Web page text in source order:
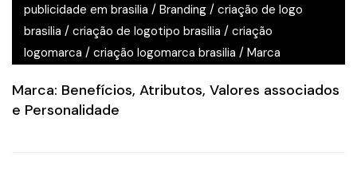
publicidade em brasilia / Branding / criação de logo
brasilia / criação de logotipo brasilia / criação
logomarca / criação logomarca brasilia / Marca
Marca: Benefícios, Atributos, Valores associados
e Personalidade